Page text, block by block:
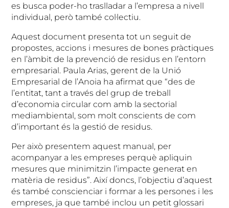
es busca poder-ho traslladar a l’empresa a nivell
individual, però també col·lectiu.
Aquest document presenta tot un seguit de
propostes, accions i mesures de bones pràctiques
en l’àmbit de la prevenció de residus en l’entorn
empresarial. Paula Arias, gerent de la Unió
Empresarial de l’Anoia ha afirmat que “des de
l’entitat, tant a través del grup de treball
d’economia circular com amb la sectorial
mediambiental, som molt conscients de com
d’important és la gestió de residus.
Per això presentem aquest manual, per
acompanyar a les empreses perquè apliquin
mesures que minimitzin l’impacte generat en
matèria de residus”. Així doncs, l’objectiu d’aquest
és també conscienciar i formar a les persones i les
empreses, ja que també inclou un petit glossari